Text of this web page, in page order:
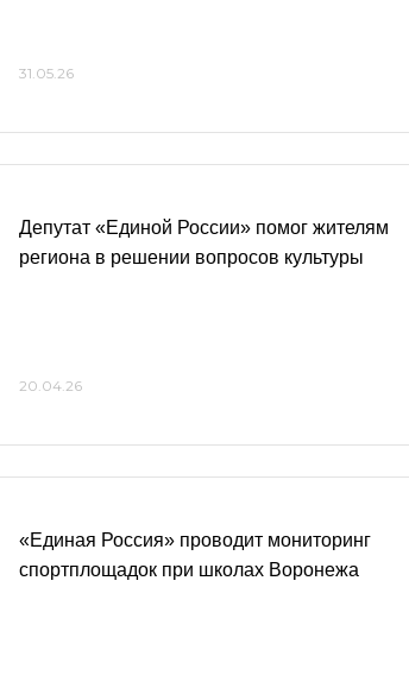
31.05.26
Депутат «Единой России» помог жителям
региона в решении вопросов культуры
20.04.26
«Единая Россия» проводит мониторинг
спортплощадок при школах Воронежа